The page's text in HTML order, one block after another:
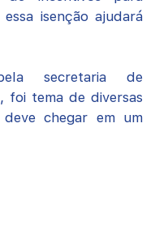
isenção ajudará
secretaria de
foi tema de diversas
chegar em um